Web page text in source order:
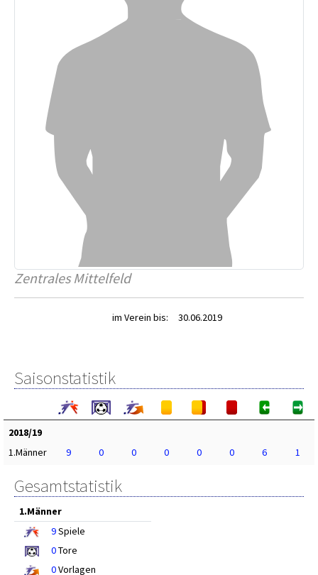
Zentrales Mittelfeld
im Verein bis: 30.06.2019
Saisonstatistik
2018/19
1.Männer
9 0 0 0 0 0 6 1
Gesamtstatistik
1.Männer
9Spiele
0Tore
0Vorlagen